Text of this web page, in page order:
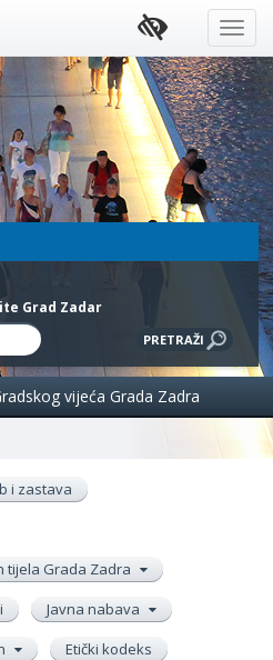
Grad Zadar
vijeća Grada Zadra
i zastava
tijela Grada Zadra
Javna nabava
Etički kodeks